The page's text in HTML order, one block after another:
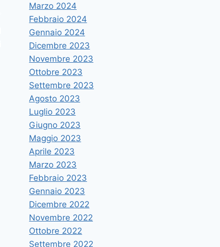
Consegnati i camici agli
specializzandi di Medicina
Diastramandino 23 Febbraio 2021
Marzo 2024
Febbraio 2024
Gennaio 2024
Dicembre 2023
Novembre 2023
Ottobre 2023
Settembre 2023
Agosto 2023
Luglio 2023
Giugno 2023
Maggio 2023
Aprile 2023
Marzo 2023
Febbraio 2023
Gennaio 2023
Dicembre 2022
Novembre 2022
Ottobre 2022
Settembre 2022